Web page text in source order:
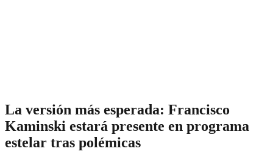
La versión más esperada: Francisco
Kaminski estará presente en programa
estelar tras polémicas